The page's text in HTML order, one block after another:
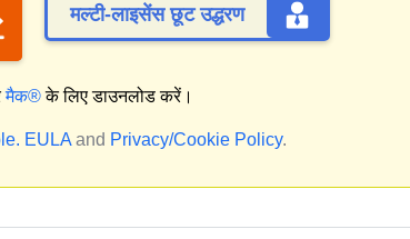
मल्टी-लाइसेंस छूट उद्धरण
मैक®के लिए डाउनलोड करें।
EULA and Privacy/Cookie Policy.